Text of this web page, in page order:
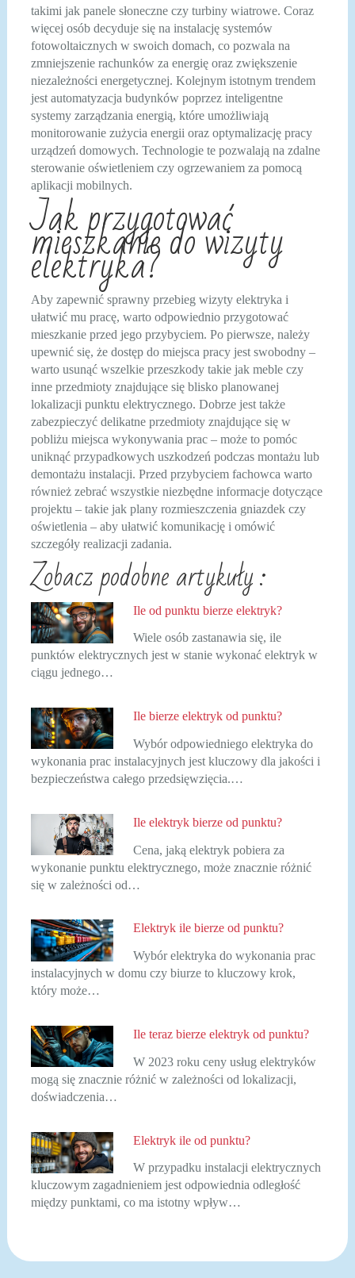
takimi jak panele słoneczne czy turbiny wiatrowe. Coraz
więcej osób decyduje się na instalację systemów
fotowoltaicznych w swoich domach, co pozwala na
zmniejszenie rachunków za energię oraz zwiększenie
niezależności energetycznej. Kolejnym istotnym trendem
jest automatyzacja budynków poprzez inteligentne
systemy zarządzania energią, które umożliwiają
monitorowanie zużycia energii oraz optymalizację pracy
urządzeń domowych. Technologie te pozwalają na zdalne
sterowanie oświetleniem czy ogrzewaniem za pomocą
aplikacji mobilnych.
Jak przygotować
mieszkanie do wizyty
elektryka?
Aby zapewnić sprawny przebieg wizyty elektryka i
ułatwić mu pracę, warto odpowiednio przygotować
mieszkanie przed jego przybyciem. Po pierwsze, należy
upewnić się, że dostęp do miejsca pracy jest swobodny –
warto usunąć wszelkie przeszkody takie jak meble czy
inne przedmioty znajdujące się blisko planowanej
lokalizacji punktu elektrycznego. Dobrze jest także
zabezpieczyć delikatne przedmioty znajdujące się w
pobliżu miejsca wykonywania prac – może to pomóc
uniknąć przypadkowych uszkodzeń podczas montażu lub
demontażu instalacji. Przed przybyciem fachowca warto
również zebrać wszystkie niezbędne informacje dotyczące
projektu – takie jak plany rozmieszczenia gniazdek czy
oświetlenia – aby ułatwić komunikację i omówić
szczegóły realizacji zadania.
Zobacz podobne artykuły :
Ile od punktu bierze elektryk?
Wiele osób zastanawia się, ile
punktów elektrycznych jest w stanie wykonać elektryk w
ciągu jednego…
Ile bierze elektryk od punktu?
Wybór odpowiedniego elektryka do
wykonania prac instalacyjnych jest kluczowy dla jakości i
bezpieczeństwa całego przedsięwzięcia.…
Ile elektryk bierze od punktu?
Cena, jaką elektryk pobiera za
wykonanie punktu elektrycznego, może znacznie różnić
się w zależności od…
Elektryk ile bierze od punktu?
Wybór elektryka do wykonania prac
instalacyjnych w domu czy biurze to kluczowy krok,
który może…
Ile teraz bierze elektryk od punktu?
W 2023 roku ceny usług elektryków
mogą się znacznie różnić w zależności od lokalizacji,
doświadczenia…
Elektryk ile od punktu?
W przypadku instalacji elektrycznych
kluczowym zagadnieniem jest odpowiednia odległość
między punktami, co ma istotny wpływ…